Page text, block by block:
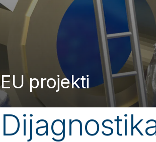
EU projekti